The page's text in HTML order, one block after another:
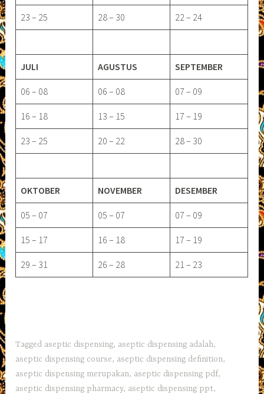
23 – 25 28 – 30 22 – 24
JULI AGUSTUS SEPTEMBER
06 – 08 06 – 08 07 – 09
16 – 18 13 – 15 17 – 19
23 – 25 20 – 22 28 – 30
OKTOBER NOVEMBER DESEMBER
05 – 07 05 – 07 07 – 09
15 – 17 16 – 18 17 – 19
29 – 31 26 – 28 21 – 23
Tagged aseptic dispensing, aseptic dispensing adalah,
aseptic dispensing course, aseptic dispensing definition,
aseptic dispensing merupakan, aseptic dispensing pdf,
aseptic dispensing pharmacy, aseptic dispensing ppt,